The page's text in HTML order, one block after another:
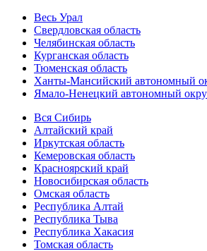
Весь Урал
Свердловская область
Челябинская область
Курганская область
Тюменская область
Ханты-Мансийский автономный
Ямало-Ненецкий автономный
Вся Сибирь
Алтайский край
Иркутская область
Кемеровская область
Красноярский край
Новосибирская область
Омская область
Республика Алтай
Республика Тыва
Республика Хакасия
Томская область